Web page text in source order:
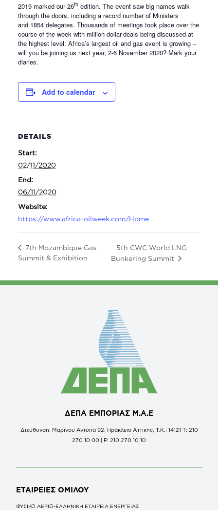
2019 marked our 26thedition. The event saw big names walk
through the doors, including a record number of Ministers
and 1854 delegates. Thousands of meetings took place over the
course of the week with million-dollar-deals being discussed at
the highest level. Africa’s largest oil and gas event is growing –
will you be joining us next year, 2-6 November 2020? Mark your
diaries.
Add to calendar
DETAILS
Start:
02/11/2020
End:
06/11/2020
Website:
https://www.africa-oilweek.com/Home
7th Mozambique Gas
Summit & Exhibition
5th CWC World LNG
Bunkering Summit
ΔΕΠΑ ΕΜΠΟΡΙΑΣ Μ.Α.Ε
Διεύθυνση: Μαρίνου Αντύπα 92, Ηράκλειο Αττικής, Τ.Κ.: 14121 Τ: 210
270 10 00 | F: 210 270 10 10
ΕΤΑΙΡΕΙΕΣ ΟΜΙΛΟΥ
ΦΥΣΙΚΟ ΑΕΡΙΟ-ΕΛΛΗΝΙΚΗ ΕΤΑΙΡΕΙΑ ΕΝΕΡΓΕΙΑΣ